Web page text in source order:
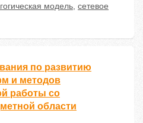
модель, сетевое
по развитию
и методов
работы со
области